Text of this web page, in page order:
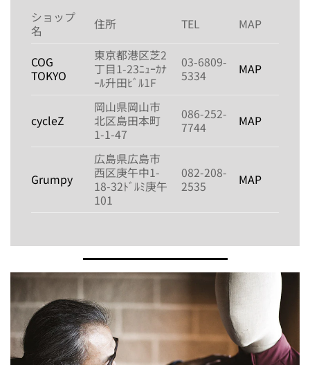
ショップ
名
住所 TEL MAP
COG
TOKYO
東京都港区芝2
丁目1-23ﾆｭｰｶﾅ
ｰﾙ升田ﾋﾞﾙ1F
03-6809-
5334
MAP
cycleZ
岡山県岡山市
北区島田本町
1-1-47
086-252-
7744
MAP
Grumpy
広島県広島市
西区庚午中1-
18-32ﾄﾞﾙﾐ庚午
101
082-208-
2535
MAP